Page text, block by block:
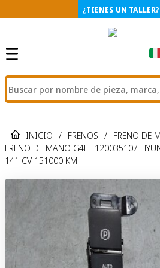
¿TIENES UN
INICIO / FRENOS / FRENO DE
FRENO DE MANO G4LE 120035107
141 CV 151000 KM